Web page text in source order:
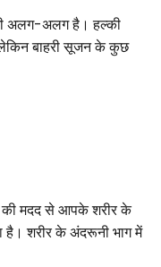
अलग-अलग है। हल्की
बाहरी सूजन के कुछ
मदद से आपके शरीर के
है। शरीर के अंदरूनी भाग में